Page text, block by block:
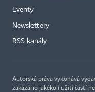
Eventy
Newslettery
RSS kanály
Autorská práva vykonává
zakázáno jakékoli užití částí